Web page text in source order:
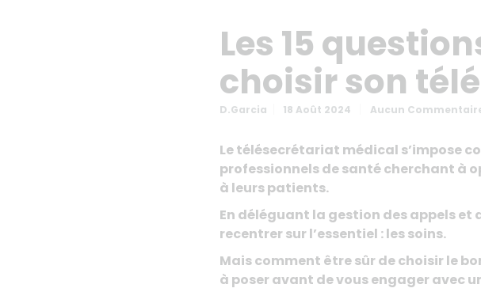
Les 15
choisir son
D.garcia 18 Août 2024 Aucun
Le télésecrétariat médical s’impose
professionnels de santé cherchant à
à leurs patients.
En déléguant la gestion des appels et
recentrer sur l’essentiel : les soins.
Mais comment être sûr de choisir le
à poser avant de vous engager avec